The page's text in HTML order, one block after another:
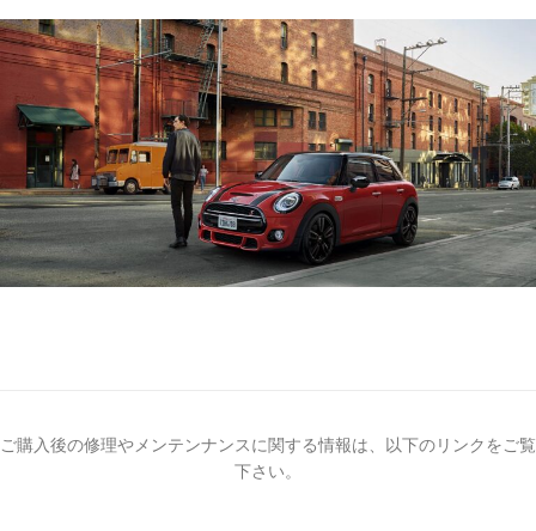
ご購入後の修理やメンテンナンスに関する情報は、以下のリンクをご覧
下さい。